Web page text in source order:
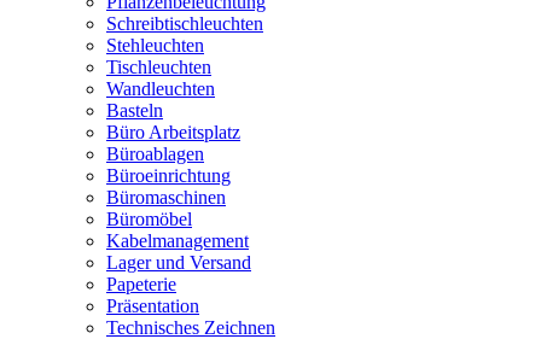
Schreibtischleuchten
Stehleuchten
Tischleuchten
Wandleuchten
Basteln
Büro Arbeitsplatz
Büroablagen
Büroeinrichtung
Büromaschinen
Büromöbel
Kabelmanagement
Lager und Versand
Papeterie
Präsentation
Technisches Zeichnen